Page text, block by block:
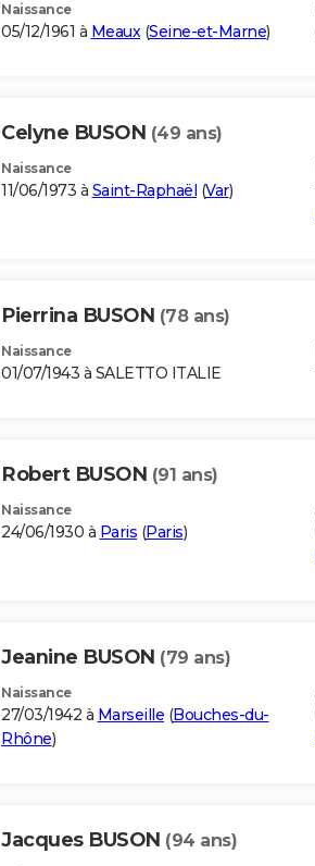
Naissance
05/12/1961 à Meaux(Seine-et-Marne)
Celyne BUSON (49 ans)
Naissance
11/06/1973 à Saint-Raphaël (Var)
Pierrina BUSON (78 ans)
Naissance
01/07/1943 à SALETTO ITALIE
Robert BUSON (91 ans)
Naissance
24/06/1930 à Paris (Paris)
Jeanine BUSON (79 ans)
Naissance
27/03/1942 à Marseille (Bouches-du-
Rhône)
Jacques BUSON (94 ans)